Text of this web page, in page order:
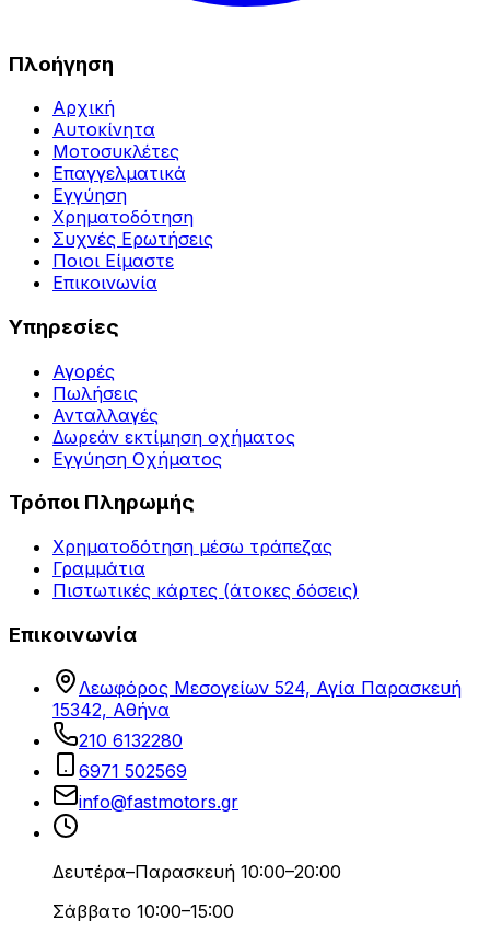
Πλοήγηση
Αρχική
Αυτοκίνητα
Μοτοσυκλέτες
Επαγγελματικά
Εγγύηση
Χρηματοδότηση
Συχνές Ερωτήσεις
Ποιοι Είμαστε
Επικοινωνία
Υπηρεσίες
Αγορές
Πωλήσεις
Ανταλλαγές
Δωρεάν εκτίμηση οχήματος
Εγγύηση Οχήματος
Τρόποι Πληρωμής
Χρηματοδότηση μέσω τράπεζας
Γραμμάτια
Πιστωτικές κάρτες (άτοκες δόσεις)
Επικοινωνία
Λεωφόρος Μεσογείων 524, Αγία Παρασκευή
15342, Αθήνα
210 6132280
6971 502569
info@fastmotors.gr
Δευτέρα–Παρασκευή 10:00–20:00
Σάββατο 10:00–15:00